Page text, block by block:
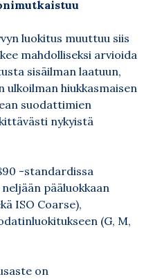
luokitus muuttuu siis
mahdolliseksi arvioida
sisäilman laatuun,
ulkoilman hiukkasmaisen
suodattimien
nykyistä
-standardissa
pääluokkaan
ISO Coarse),
(G, M,
on